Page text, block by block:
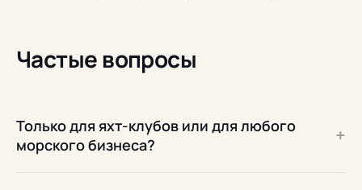
Частые вопросы
Только для яхт-клубов или для любого
морского бизнеса?
+